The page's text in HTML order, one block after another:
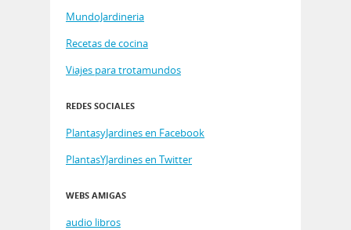
MundoJardineria
Recetas de cocina
Viajes para trotamundos
REDES SOCIALES
PlantasyJardines en Facebook
PlantasYJardines en Twitter
WEBS AMIGAS
audio libros